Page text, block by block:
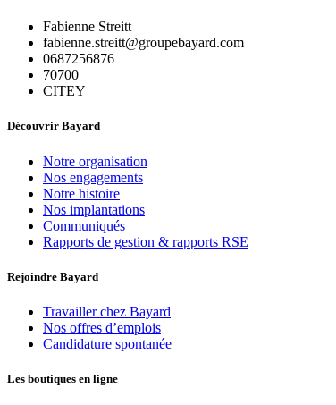
Fabienne Streitt
fabienne.streitt@groupebayard.com
0687256876
70700
CITEY
Découvrir Bayard
Notre organisation
Nos engagements
Notre histoire
Nos implantations
Communiqués
Rapports de gestion & rapports RSE
Rejoindre Bayard
Travailler chez Bayard
Nos offres d’emplois
Candidature spontanée
Les boutiques en ligne